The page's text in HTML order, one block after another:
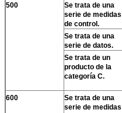
500
Se trata de una
serie de medidas
de control.
Se trata de una
serie de datos.
Se trata de un
producto de la
categoría C.
600
Se trata de una
serie de medidas